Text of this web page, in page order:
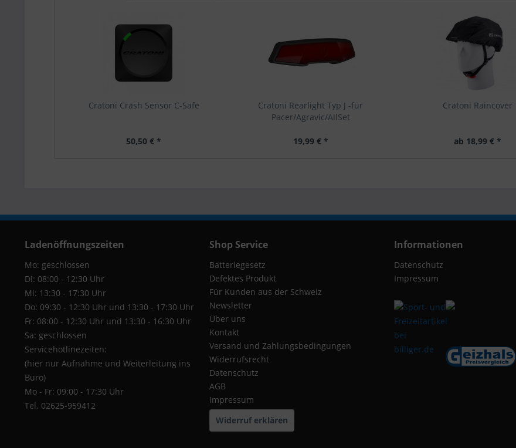
Cratoni Crash Sensor C-Safe
50,50 € *
Cratoni Rearlight Typ J -für
Pacer/Agravic/AllSet
19,99 € *
Cratoni Raincover
ab 18,99 € *
Ladenöffnungszeiten
Mo: geschlossen
Di: 08:00 - 12:30 Uhr
Mi: 13:30 - 17:30 Uhr
Do: 09:30 - 12:30 Uhr und 13:30 - 17:30 Uhr
Fr: 08:00 - 12:30 Uhr und 13:30 - 16:30 Uhr
Sa: geschlossen
Servicehotlinezeiten:
(hier nur Aufnahme und Weiterleitung ins
Büro)
Mo - Fr: 09:00 - 17:30 Uhr
Tel. 02625-959412
Shop Service
Batteriegesetz
Defektes Produkt
Für Kunden aus der Schweiz
Newsletter
Über uns
Kontakt
Versand und Zahlungsbedingungen
Widerrufsrecht
Datenschutz
AGB
Impressum
Widerruf erklären
Informationen
Datenschutz
Impressum